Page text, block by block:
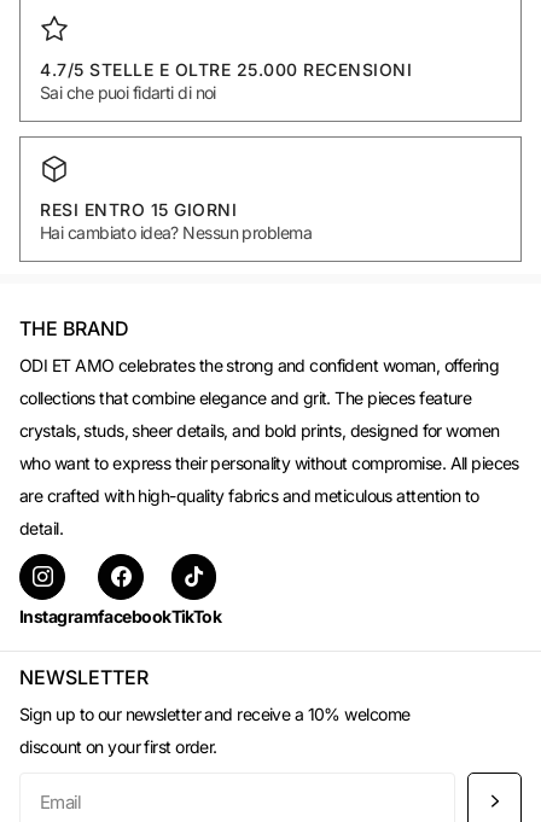
4.7/5 STELLE E OLTRE 25.000 RECENSIONI
Sai che puoi fidarti di noi
RESI ENTRO 15 GIORNI
Hai cambiato idea? Nessun problema
THE BRAND
ODI ET AMO celebrates the strong and confident woman, offering
collections that combine elegance and grit. The pieces feature
crystals, studs, sheer details, and bold prints, designed for women
who want to express their personality without compromise. All pieces
are crafted with high-quality fabrics and meticulous attention to
detail.
InstagramfacebookTikTok
NEWSLETTER
Sign up to our newsletter and receive a 10% welcome
discount on your first order.